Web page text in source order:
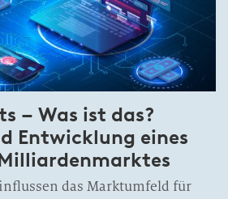
– Was ist das?
Entwicklung eines
das Marktumfeld für